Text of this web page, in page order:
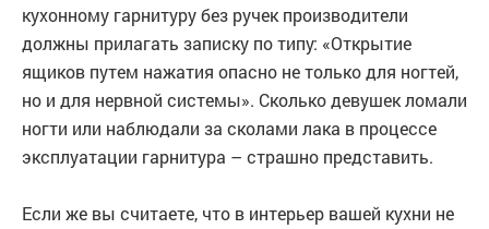
кухонному гарнитуру без ручек производители
должны прилагать записку по типу: «Открытие
ящиков путем нажатия опасно не только для ногтей,
но и для нервной системы». Сколько девушек ломали
ногти или наблюдали за сколами лака в процессе
эксплуатации гарнитура – страшно представить.
Если же вы считаете, что в интерьер вашей кухни не